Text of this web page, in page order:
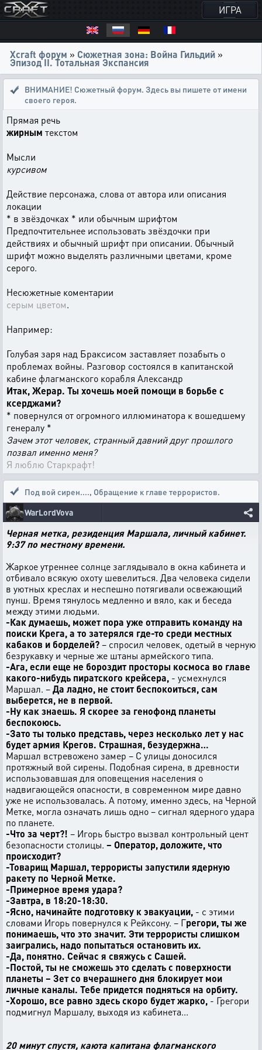
ИГРА
Xcraft форум » Сюжетная зона: Война Гильдий »
Эпизод II. Тотальная Экспансия
ВНИМАНИЕ! Сюжетный форум. Здесь вы пишете от имени
своего героя.
Прямая речь
жирным текстом
Мысли
курсивом
Действие персонажа, слова от автора или описания
локации
* в звёздочках * или обычным шрифтом
Предпочтительнее использовать звёздочки при
действиях и обычный шрифт при описании. Обычный
шрифт можно выделять различными цветами, кроме
серого.
Несюжетные коментарии
серым цветом.
Например:
Голубая заря над Браксисом заставляет позабыть о
проблемах войны. Разговор состоялся в капитанской
кабине флагманского корабля Александр
Итак, Жерар. Ты хочешь моей помощи в борьбе с
ксерджами?
* повернулся от огромного иллюминатора к вошедшему
генералу *
Зачем этот человек, странный давний друг прошлого
позвал именно меня?
Я люблю Старкрафт!
Под вой сирен...., Обращение к главе террористов.
WarLordVova
Черная метка, резиденция Маршала, личный кабинет.
9:37 по местному времени.
Жаркое утреннее солнце заглядывало в окна кабинета и
отбивало всякую охоту шевелиться. Два человека сидели
в уютных креслах и неспешно потягивали освежающий
пунш. Время тянулось медленно и вяло, как и беседа
между этими людьми.
-Как думаешь, может пора уже отправить команду на
поиски Крега, а то затерялся где-то среди местных
кабаков и борделей?– спросил человек, одетый в черную
безрукавку и черные же штаны армейского типа.
-Ага, если еще не бороздит просторы космоса во главе
какого-нибудь пиратского крейсера, - усмехнулся
Маршал. –Да ладно, не стоит беспокоиться, сам
выберется, не в первой.
-Ну как знаешь. Я скорее за генофонд планеты
беспокоюсь.
-Зато ты только представь, через несколько лет у нас
будет армия Крегов. Страшная, безудержна…
Маршал встревожено замер – С улицы доносился
протяжный вой сирены. Подобная сирена, в древности
использовавшая для оповещения населения о
надвигающейся опасности, в современном мире давно
уже не использовалась. А потому, именно здесь, на Черной
Метке, могла означать лишь одно – сигнал ядерного удара
по планете.
-Что за черт?! – Игорь быстро вызвал контрольный цент
безопасности столицы. – Оператор, доложите, что
происходит?
-Товарищ Маршал, террористы запустили ядерную
ракету по Черной Метке.
-Примерное время удара?
-Завтра, в 18:20-18:30.
-Ясно, начинайте подготовку к эвакуации, - с этими
словами Игорь повернулся к Рейксону. – Грегори, ты же
понимаешь, что это значит. Эти террористы слишком
заигрались, надо попытаться остановить их.
-Да, понятно. Сейчас я свяжусь с Сашей.
-Постой, ты не сможешь это сделать с поверхности
планеты – Зет со вчерашнего дня блокирует мои
личные каналы. Тебе придется подняться на орбиту.
-Хорошо, все равно здесь скоро будет жарко, - Грегори
подмигнул Маршалу, выходя из кабинета...
20 минут спустя, каюта капитана флагманского